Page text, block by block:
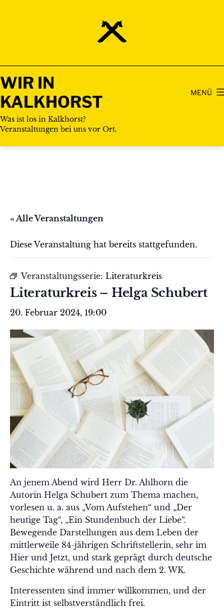
WIR IN
KALKHORST
Was ist los in Kalkhorst?
Veranstaltungen bei uns vor Ort.
MENÜ
« Alle Veranstaltungen
Diese Veranstaltung hat bereits stattgefunden.
Veranstaltungsserie: Literaturkreis
Literaturkreis – Helga Schubert
20. Februar 2024, 19:00
An jenem Abend wird Herr Dr. Ahlhorn die
Autorin Helga Schubert zum Thema machen,
vorlesen u. a. aus „Vom Aufstehen“ und „Der
heutige Tag“, „Ein Stundenbuch der Liebe“.
Bewegende Darstellungen aus dem Leben der
mittlerweile 84-jährigen Schriftstellerin, sehr im
Hier und Jetzt, und stark geprägt durch deutsche
Geschichte während und nach dem 2. WK.
Interessenten sind immer willkommen, und der
Eintritt ist selbstverständlich frei.